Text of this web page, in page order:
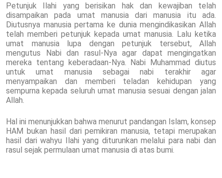
Petunjuk Ilahi yang berisikan hak dan kewajiban telah
disampaikan pada umat manusia dari manusia itu ada.
Diutusnya manusia pertama ke dunia mengindikasikan Allah
telah memberi petunjuk kepada umat manusia. Lalu ketika
umat manusia lupa dengan petunjuk tersebut, Allah
mengutus Nabi dan rasul-Nya agar dapat mengingatkan
mereka tentang keberadaan-Nya. Nabi Muhammad diutus
untuk umat manusia sebagai nabi terakhir agar
menyampaikan dan memberi teladan kehidupan yang
sempurna kepada seluruh umat manusia sesuai dengan jalan
Allah.
Hal ini menunjukkan bahwa menurut pandangan Islam, konsep
HAM bukan hasil dari pemikiran manusia, tetapi merupakan
hasil dari wahyu Ilahi yang diturunkan melalui para nabi dan
rasul sejak permulaan umat manusia di atas bumi.